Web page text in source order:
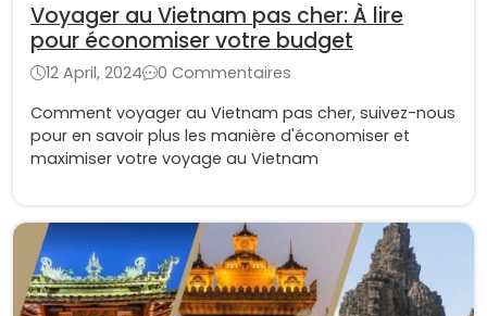
Voyager au Vietnam pas cher: À lire
pour économiser votre budget
12 April, 2024
0 Commentaires
Comment voyager au Vietnam pas cher, suivez-nous
pour en savoir plus les manière d'économiser et
maximiser votre voyage au Vietnam